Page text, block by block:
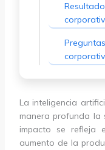
La inteligencia
manera profunda la
impacto se refleja
aumento de la